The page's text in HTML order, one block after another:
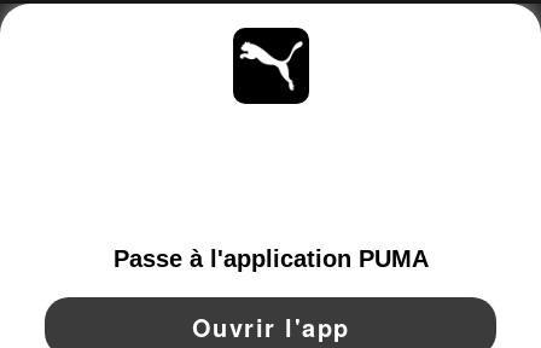
YouTube Twitter Pinterest